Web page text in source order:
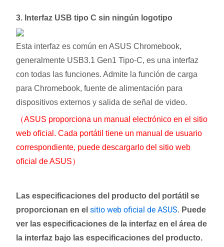
3. Interfaz USB tipo C sin ningún logotipo
Esta interfaz es común en ASUS Chromebook,
generalmente USB3.1 Gen1 Tipo-C, es una interfaz
con todas las funciones. Admite la función de carga
para Chromebook, fuente de alimentación para
dispositivos externos y salida de señal de video.
（ASUS proporciona un manual electrónico en el sitio
web oficial. Cada portátil tiene un manual de usuario
correspondiente, puede descargarlo del sitio web
oficial de ASUS）
Las especificaciones del producto del portátil se
proporcionan en el sitio web oficial de ASUS. Puede
ver las especificaciones de la interfaz en el área de
la interfaz bajo las especificaciones del producto.